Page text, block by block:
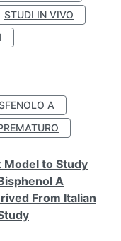
STUDI IN VIVO
A
Model to Study
A
From Italian